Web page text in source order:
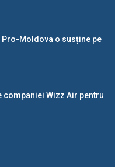
Moldova o susține pe
companiei Wizz Air pentru